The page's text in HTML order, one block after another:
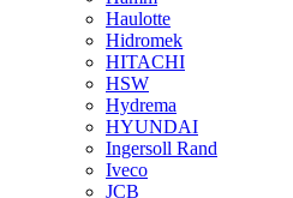
Haulotte
Hidromek
HITACHI
HSW
Hydrema
HYUNDAI
Ingersoll Rand
Iveco
JCB